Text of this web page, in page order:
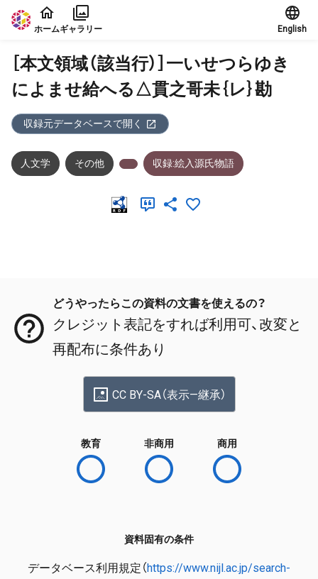
本文に飛ぶ
ホームギャラリー English
［本文領域（該当行）］一いせつらゆき
によませ給へる△貫之哥未｛レ｝勘
収録元データベースで開く
人文学 その他 収録:絵入源氏物語
どうやったらこの資料の文書を使えるの？
クレジット表記をすれば利用可、改変と
再配布に条件あり
CC BY-SA（表示—継承）
教育 非商用 商用
資料固有の条件
データベース利用規定（https://www.nijl.ac.jp/search-